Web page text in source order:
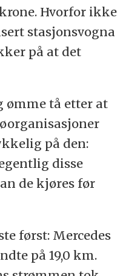
Hvorfor ikke
stasjonsvogna
på at det
ømme tå etter at
på den:
disse
de kjøres før
først: Mercedes
på 19,0 km.